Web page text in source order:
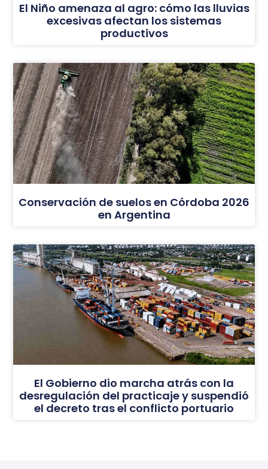
El Niño amenaza al agro: cómo las lluvias
excesivas afectan los sistemas
productivos
Conservación de suelos en Córdoba 2026
en Argentina
El Gobierno dio marcha atrás con la
desregulación del practicaje y suspendió
el decreto tras el conflicto portuario